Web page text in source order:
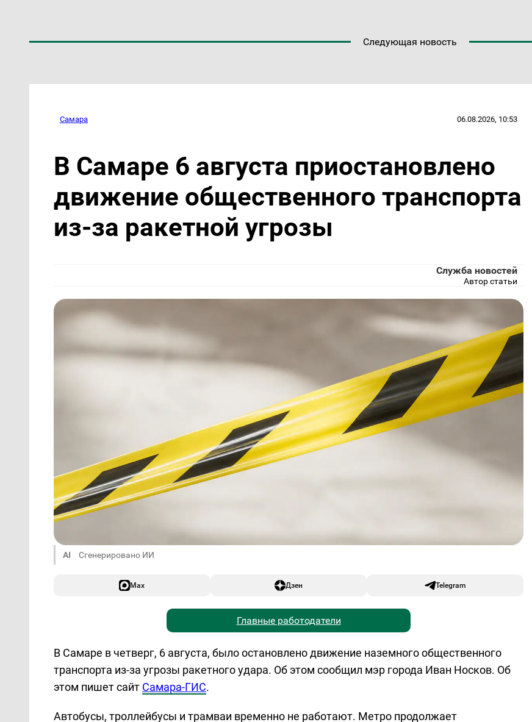
Следующая новость
Самара 06.08.2026, 10:53
В Самаре 6 августа приостановлено
движение общественного транспорта
из-за ракетной угрозы
Служба новостей
Автор статьи
AI Сгенерировано ИИ
Max Дзен Telegram
Главные работодатели
В Самаре в четверг, 6 августа, было остановлено движение наземного общественного
транспорта из-за угрозы ракетного удара. Об этом сообщил мэр города Иван Носков. Об
этом пишет сайт Самара-ГИС.
Автобусы, троллейбусы и трамваи временно не работают. Метро продолжает